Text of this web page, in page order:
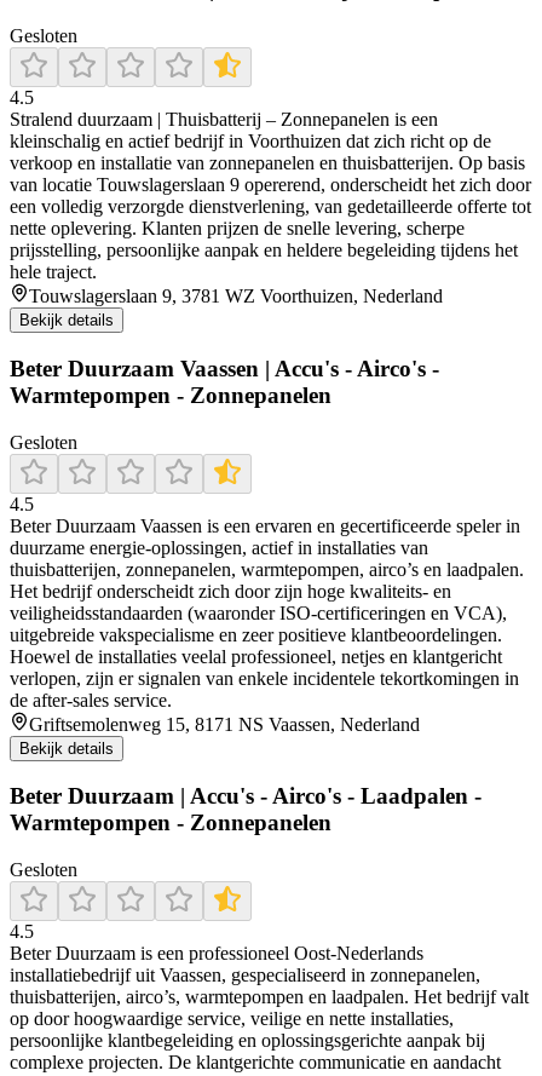
Gesloten
4.5
Stralend duurzaam | Thuisbatterij – Zonnepanelen is een
kleinschalig en actief bedrijf in Voorthuizen dat zich richt op de
verkoop en installatie van zonnepanelen en thuisbatterijen. Op basis
van locatie Touwslagerslaan 9 opererend, onderscheidt het zich door
een volledig verzorgde dienstverlening, van gedetailleerde offerte tot
nette oplevering. Klanten prijzen de snelle levering, scherpe
prijsstelling, persoonlijke aanpak en heldere begeleiding tijdens het
hele traject.
Touwslagerslaan 9, 3781 WZ Voorthuizen, Nederland
Bekijk details
Beter Duurzaam Vaassen | Accu's - Airco's -
Warmtepompen - Zonnepanelen
Gesloten
4.5
Beter Duurzaam Vaassen is een ervaren en gecertificeerde speler in
duurzame energie-oplossingen, actief in installaties van
thuisbatterijen, zonnepanelen, warmtepompen, airco’s en laadpalen.
Het bedrijf onderscheidt zich door zijn hoge kwaliteits- en
veiligheidsstandaarden (waaronder ISO‑certificeringen en VCA),
uitgebreide vakspecialisme en zeer positieve klantbeoordelingen.
Hoewel de installaties veelal professioneel, netjes en klantgericht
verlopen, zijn er signalen van enkele incidentele tekortkomingen in
de after‑sales service.
Griftsemolenweg 15, 8171 NS Vaassen, Nederland
Bekijk details
Beter Duurzaam | Accu's - Airco's - Laadpalen -
Warmtepompen - Zonnepanelen
Gesloten
4.5
Beter Duurzaam is een professioneel Oost-Nederlands
installatiebedrijf uit Vaassen, gespecialiseerd in zonnepanelen,
thuisbatterijen, airco’s, warmtepompen en laadpalen. Het bedrijf valt
op door hoogwaardige service, veilige en nette installaties,
persoonlijke klantbegeleiding en oplossingsgerichte aanpak bij
complexe projecten. De klantgerichte communicatie en aandacht